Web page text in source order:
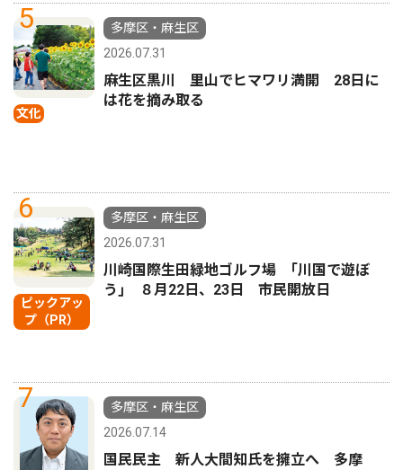
5
文化
多摩区・麻生区
2026.07.31
麻生区黒川 里山でヒマワリ満開 28日に
は花を摘み取る
6
ピックアッ
プ（PR）
多摩区・麻生区
2026.07.31
川崎国際生田緑地ゴルフ場 ｢川国で遊ぼ
う｣ ８月22日、23日 市民開放日
7
多摩区・麻生区
2026.07.14
国民民主 新人大間知氏を擁立へ 多摩